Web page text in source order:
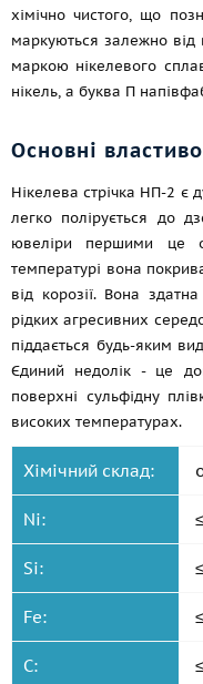
хімічно чистого, що
маркуються залежно
маркою нікелевого
нікель, а буква П
Основні
Нікелева стрічка НП-2 є
легко полірується до
ювеліри першими це
температурі вона
від корозії. Вона
рідких агресивних
піддається будь-яким
Єдиний недолік - це
поверхні сульфідну
високих температурах.
Хімічний склад:
Ni:
Si:
Fe:
C: